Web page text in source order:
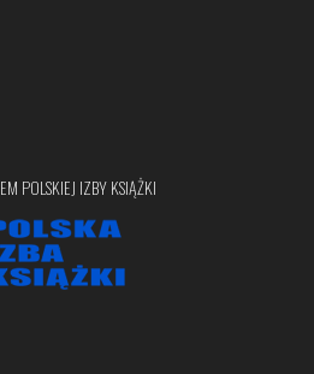
POLSKIEJ IZBY KSIĄŻKI